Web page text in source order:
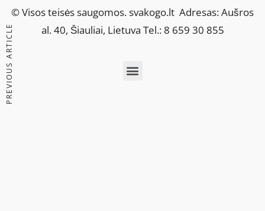
PREVIOUS ARTICLE
© Visos teisės saugomos.svakogo.lt Adresas: Aušros
al. 40, Šiauliai, Lietuva Tel.: 8 659 30 855